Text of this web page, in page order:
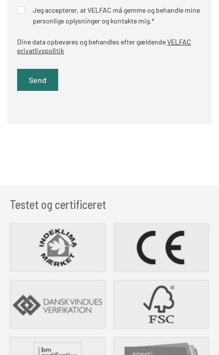
Jeg accepterer, at VELFAC må gemme og behandle mine
personlige oplysninger og kontakte mig.*
Dine data opbevares og behandles efter gældendeVELFAC
privatlivspolitik
Testet og certificeret